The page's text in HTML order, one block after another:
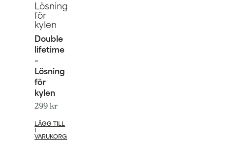
Double
lifetime
–
Lösning
för
kylen
299kr
LÄGG TILL
I
VARUKORG